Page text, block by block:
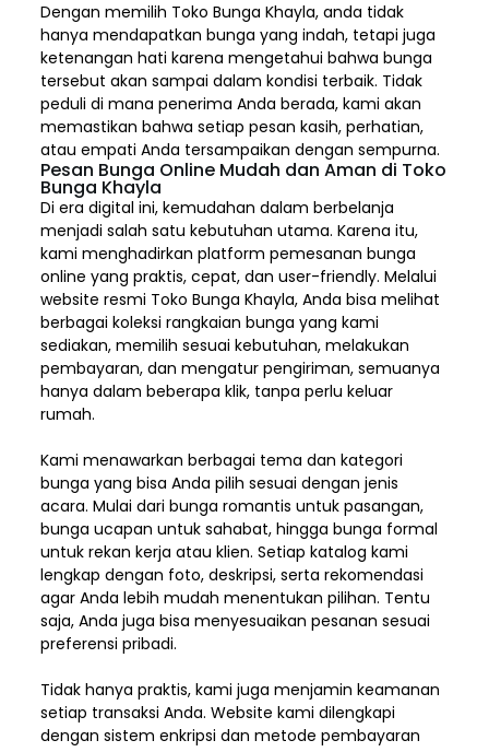
Dengan memilih Toko Bunga Khayla, anda tidak
hanya mendapatkan bunga yang indah, tetapi juga
ketenangan hati karena mengetahui bahwa bunga
tersebut akan sampai dalam kondisi terbaik. Tidak
peduli di mana penerima Anda berada, kami akan
memastikan bahwa setiap pesan kasih, perhatian,
atau empati Anda tersampaikan dengan sempurna.
Pesan Bunga Online Mudah dan Aman di Toko
Bunga Khayla
Di era digital ini, kemudahan dalam berbelanja
menjadi salah satu kebutuhan utama. Karena itu,
kami menghadirkan platform pemesanan bunga
online yang praktis, cepat, dan user-friendly. Melalui
website resmi Toko Bunga Khayla, Anda bisa melihat
berbagai koleksi rangkaian bunga yang kami
sediakan, memilih sesuai kebutuhan, melakukan
pembayaran, dan mengatur pengiriman,semuanya
hanya dalam beberapa klik, tanpa perlu keluar
rumah.
Kami menawarkan berbagai tema dan kategori
bunga yang bisa Anda pilih sesuai dengan jenis
acara. Mulai dari bunga romantis untuk pasangan,
bunga ucapan untuk sahabat, hingga bunga formal
untuk rekan kerja atau klien. Setiap katalog kami
lengkap dengan foto, deskripsi, serta rekomendasi
agar Anda lebih mudah menentukan pilihan. Tentu
saja, Anda juga bisa menyesuaikan pesanan sesuai
preferensi pribadi.
Tidak hanya praktis, kami juga menjamin keamanan
setiap transaksi Anda. Website kami dilengkapi
dengan sistem enkripsi dan metode pembayaran